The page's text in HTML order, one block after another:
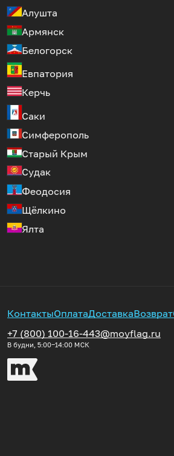
Алушта
Армянск
Белогорск
Евпатория
Керчь
Саки
Симферополь
Старый Крым
Судак
Феодосия
Щёлкино
Ялта
КонтактыОплатаДоставкаВозврат
+7 (800) 100-16-44
В будни, 5:00‒14:00 МСК
3@moyflag.ru